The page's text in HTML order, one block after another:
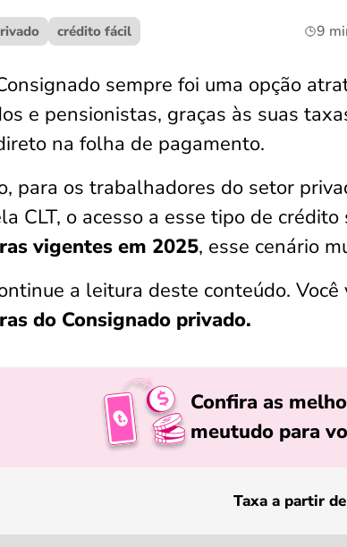
crédito fácil 9
sempre foi uma opção
e pensionistas, graças às suas
na folha de pagamento.
para os trabalhadores do setor
CLT, o acesso a esse tipo de
vigentes em 2025, esse cenário
a leitura deste conteúdo.
do Consignado privado.
Confira as
meutudo para
Taxa a partir de